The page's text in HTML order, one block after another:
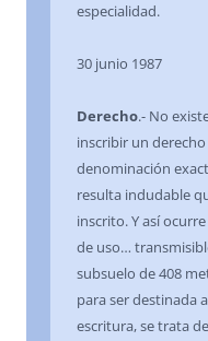
especialidad.
30 junio 1987
Derecho.- No
inscribir un
denominación
resulta indudable
inscrito. Y así
de uso…
subsuelo de 408
para ser destinada
escritura, se trata